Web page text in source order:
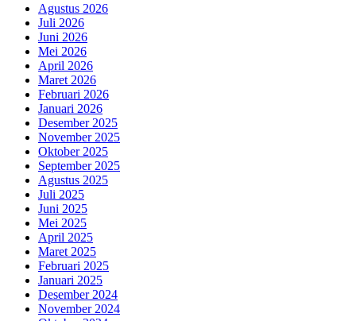
Agustus 2026
Juli 2026
Juni 2026
Mei 2026
April 2026
Maret 2026
Februari 2026
Januari 2026
Desember 2025
November 2025
Oktober 2025
September 2025
Agustus 2025
Juli 2025
Juni 2025
Mei 2025
April 2025
Maret 2025
Februari 2025
Januari 2025
Desember 2024
November 2024